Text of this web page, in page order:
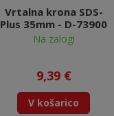
Vrtalna krona SDS-
Plus 35mm - D-73900
Na zalogi
9,39 €
V košarico